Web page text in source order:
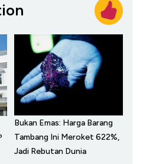
Bukan Emas: Harga Barang
Tambang Ini Meroket 622%,
Jadi Rebutan Dunia